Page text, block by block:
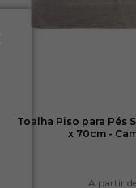
Toalha Piso para Pés
x 70cm -